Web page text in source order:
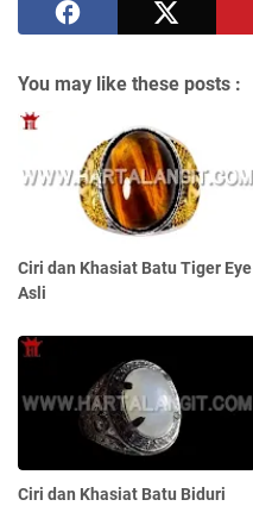
You may like these posts :
Ciri dan Khasiat Batu Tiger Eye
Asli
Ciri dan Khasiat Batu Biduri